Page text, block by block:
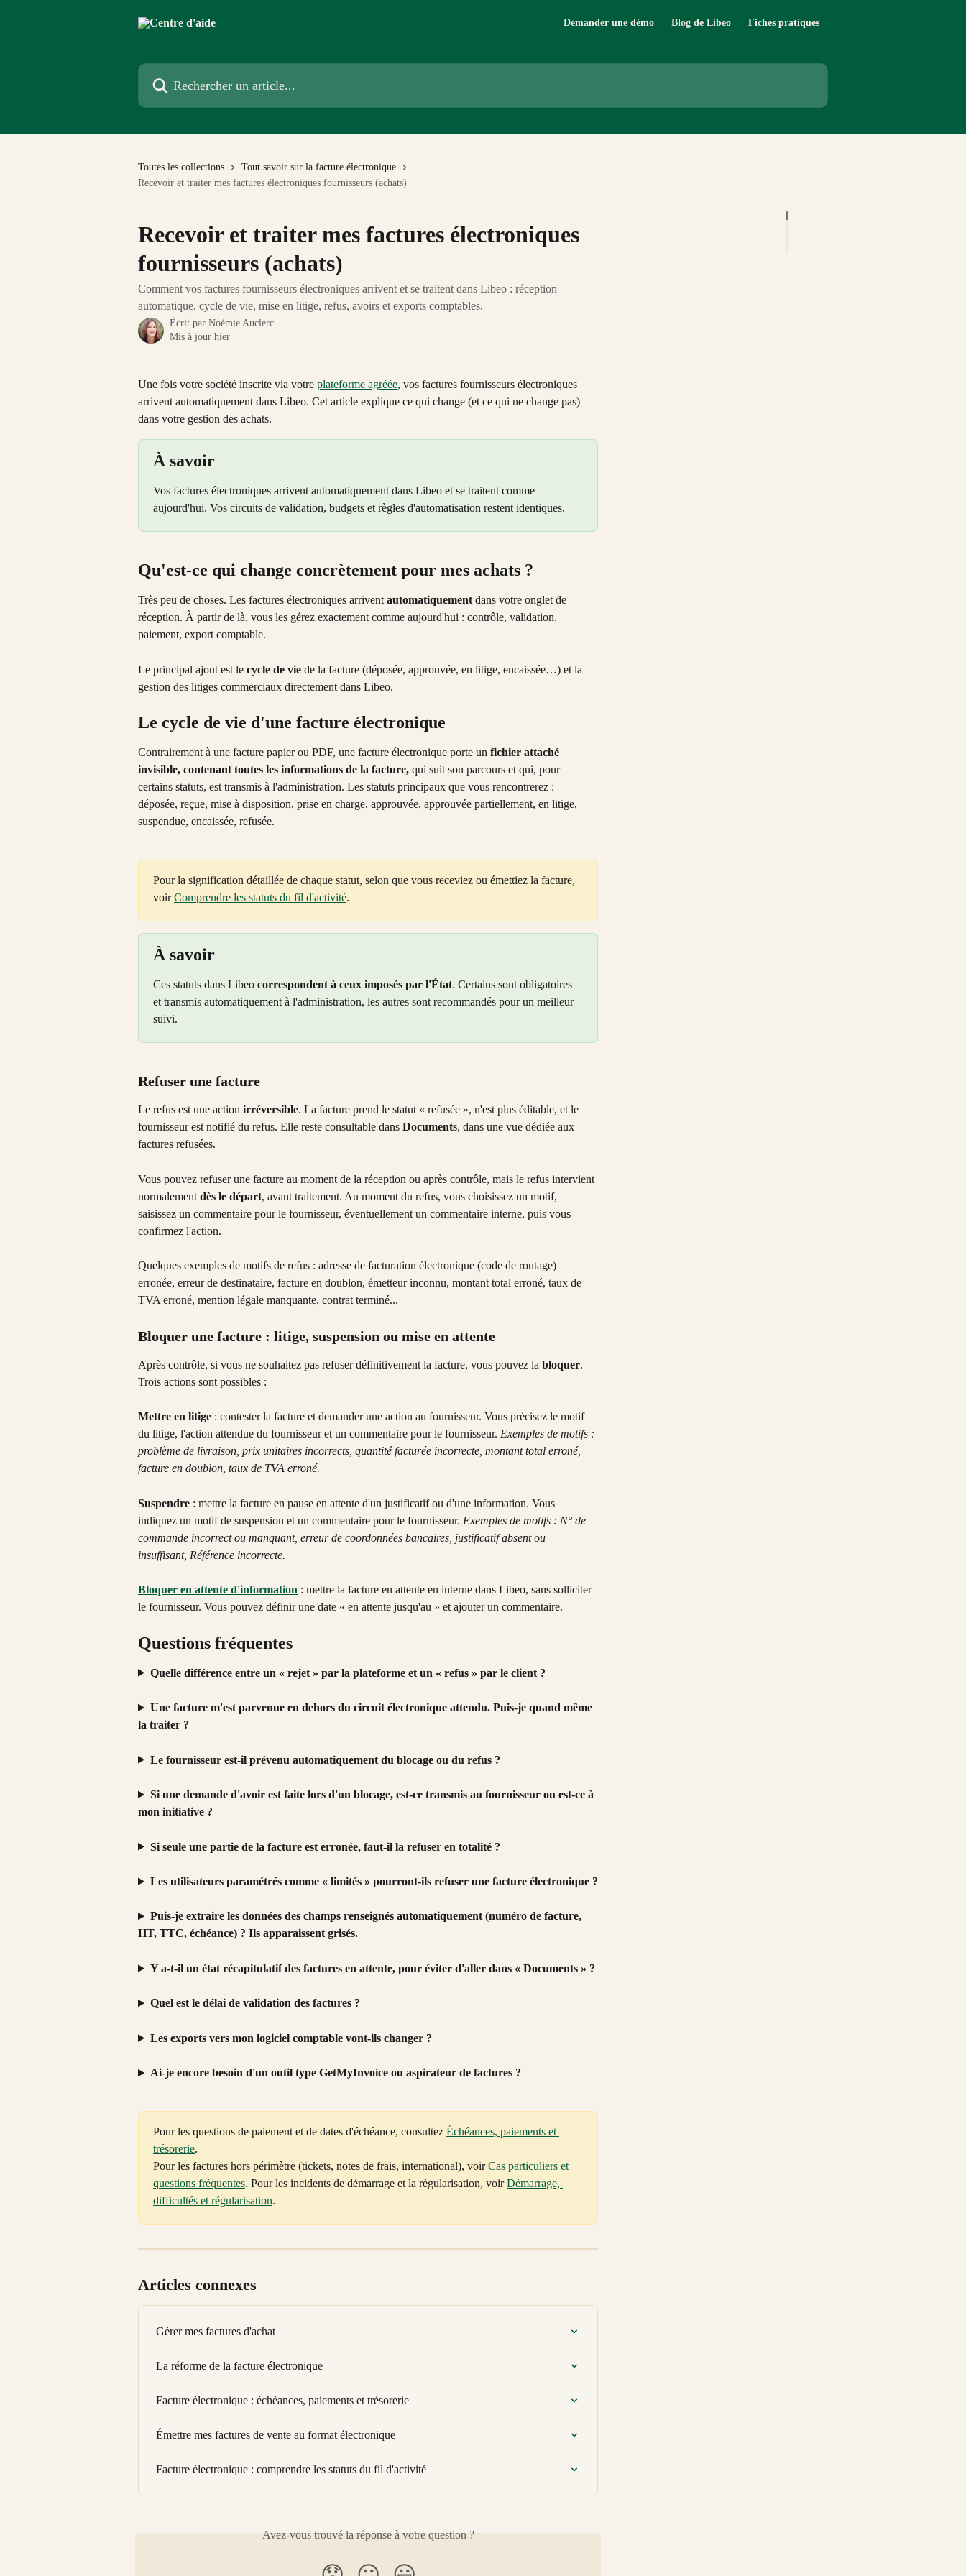
Demander une démo Blog de Libeo Fiches pratiques
Rechercher un article...
Toutes les collections
Tout savoir sur la facture électronique
Recevoir et traiter mes factures électroniques fournisseurs (achats)
Recevoir et traiter mes factures électroniques
fournisseurs (achats)
Comment vos factures fournisseurs électroniques arrivent et se traitent dans Libeo : réception
automatique, cycle de vie, mise en litige, refus, avoirs et exports comptables.
Écrit par Noémie Auclerc
Mis à jour hier
Une fois votre société inscrite via votre plateforme agréée, vos factures fournisseurs électroniques
arrivent automatiquement dans Libeo. Cet article explique ce qui change (et ce qui ne change pas)
dans votre gestion des achats.
À savoir
Vos factures électroniques arrivent automatiquement dans Libeo et se traitent comme
aujourd'hui. Vos circuits de validation, budgets et règles d'automatisation restent identiques.
Qu'est-ce qui change concrètement pour mes achats ?
Très peu de choses. Les factures électroniques arrivent automatiquement dans votre onglet de
réception. À partir de là, vous les gérez exactement comme aujourd'hui : contrôle, validation,
paiement, export comptable.
Le principal ajout est le cycle de vie de la facture (déposée, approuvée, en litige, encaissée…) et la
gestion des litiges commerciaux directement dans Libeo.
Le cycle de vie d'une facture électronique
Contrairement à une facture papier ou PDF, une facture électronique porte un fichier attaché
invisible, contenant toutes les informations de la facture, qui suit son parcours et qui, pour
certains statuts, est transmis à l'administration. Les statuts principaux que vous rencontrerez :
déposée, reçue, mise à disposition, prise en charge, approuvée, approuvée partiellement, en litige,
suspendue, encaissée, refusée.
Pour la signification détaillée de chaque statut, selon que vous receviez ou émettiez la facture,
voir Comprendre les statuts du fil d'activité.
À savoir
Ces statuts dans Libeo correspondent à ceux imposés par l'État. Certains sont obligatoires
et transmis automatiquement à l'administration, les autres sont recommandés pour un meilleur
suivi.
Refuser une facture
Le refus est une action irréversible. La facture prend le statut « refusée », n'est plus éditable, et le
fournisseur est notifié du refus. Elle reste consultable dans Documents, dans une vue dédiée aux
factures refusées.
Vous pouvez refuser une facture au moment de la réception ou après contrôle, mais le refus intervient
normalement dès le départ, avant traitement. Au moment du refus, vous choisissez un motif,
saisissez un commentaire pour le fournisseur, éventuellement un commentaire interne, puis vous
confirmez l'action.
Quelques exemples de motifs de refus : adresse de facturation électronique (code de routage)
erronée, erreur de destinataire, facture en doublon, émetteur inconnu, montant total erroné, taux de
TVA erroné, mention légale manquante, contrat terminé...
Bloquer une facture : litige, suspension ou mise en attente
Après contrôle, si vous ne souhaitez pas refuser définitivement la facture, vous pouvez la bloquer.
Trois actions sont possibles :
Mettre en litige : contester la facture et demander une action au fournisseur. Vous précisez le motif
du litige, l'action attendue du fournisseur et un commentaire pour le fournisseur. Exemples de motifs :
problème de livraison, prix unitaires incorrects, quantité facturée incorrecte, montant total erroné,
facture en doublon, taux de TVA erroné.
Suspendre : mettre la facture en pause en attente d'un justificatif ou d'une information. Vous
indiquez un motif de suspension et un commentaire pour le fournisseur. Exemples de motifs : N° de
commande incorrect ou manquant, erreur de coordonnées bancaires, justificatif absent ou
insuffisant, Référence incorrecte.
Bloquer en attente d'information : mettre la facture en attente en interne dans Libeo, sans solliciter
le fournisseur. Vous pouvez définir une date « en attente jusqu'au » et ajouter un commentaire.
Questions fréquentes
Quelle différence entre un « rejet » par la plateforme et un « refus » par le client ?
Une facture m'est parvenue en dehors du circuit électronique attendu. Puis-je quand même
la traiter ?
Le fournisseur est-il prévenu automatiquement du blocage ou du refus ?
Si une demande d'avoir est faite lors d'un blocage, est-ce transmis au fournisseur ou est-ce à
mon initiative ?
Si seule une partie de la facture est erronée, faut-il la refuser en totalité ?
Les utilisateurs paramétrés comme « limités » pourront-ils refuser une facture électronique ?
Puis-je extraire les données des champs renseignés automatiquement (numéro de facture,
HT, TTC, échéance) ? Ils apparaissent grisés.
Y a-t-il un état récapitulatif des factures en attente, pour éviter d'aller dans « Documents » ?
Quel est le délai de validation des factures ?
Les exports vers mon logiciel comptable vont-ils changer ?
Ai-je encore besoin d'un outil type GetMyInvoice ou aspirateur de factures ?
Pour les questions de paiement et de dates d'échéance, consultez Échéances, paiements et
trésorerie.
Pour les factures hors périmètre (tickets, notes de frais, international), voir Cas particuliers et
questions fréquentes. Pour les incidents de démarrage et la régularisation, voir Démarrage,
difficultés et régularisation.
Articles connexes
Gérer mes factures d'achat
La réforme de la facture électronique
Facture électronique : échéances, paiements et trésorerie
Émettre mes factures de vente au format électronique
Facture électronique : comprendre les statuts du fil d'activité
Avez-vous trouvé la réponse à votre question ?